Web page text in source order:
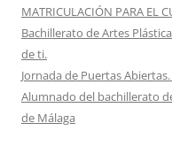
MATRICULACIÓN PARA EL
Bachillerato de Artes
de ti.
Jornada de Puertas
Alumnado del bachillerato
de Málaga